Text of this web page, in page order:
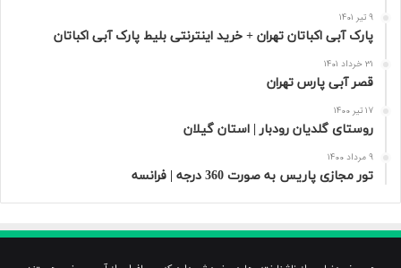
9 تیر 1401
پارک آبی اکباتان تهران + خرید اینترنتی بلیط پارک آبی اکباتان
31 خرداد 1401
قصر آبی پارس تهران
17 تیر 1400
روستای گلدیان رودبار | استان گیلان
9 مرداد 1400
تور مجازی پاریس به صورت 360 درجه | فرانسه